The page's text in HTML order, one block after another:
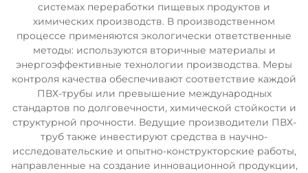
системах переработки пищевых продуктов и
химических производств. В производственном
процессе применяются экологически ответственные
методы: используются вторичные материалы и
энергоэффективные технологии производства. Меры
контроля качества обеспечивают соответствие каждой
ПВХ-трубы или превышение международных
стандартов по долговечности, химической стойкости и
структурной прочности. Ведущие производители ПВХ-
труб также инвестируют средства в научно-
исследовательские и опытно-конструкторские работы,
направленные на создание инновационной продукции,